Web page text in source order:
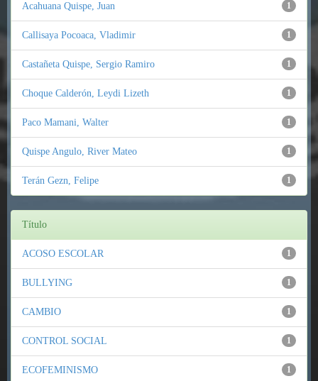
1
Acahuana Quispe, Juan
1
Callisaya Pocoaca, Vladimir
1
Castañeta Quispe, Sergio Ramiro
1
Choque Calderón, Leydi Lizeth
1
Paco Mamani, Walter
1
Quispe Angulo, River Mateo
1
Terán Gezn, Felipe
Título
1
ACOSO ESCOLAR
1
BULLYING
1
CAMBIO
1
CONTROL SOCIAL
1
ECOFEMINISMO